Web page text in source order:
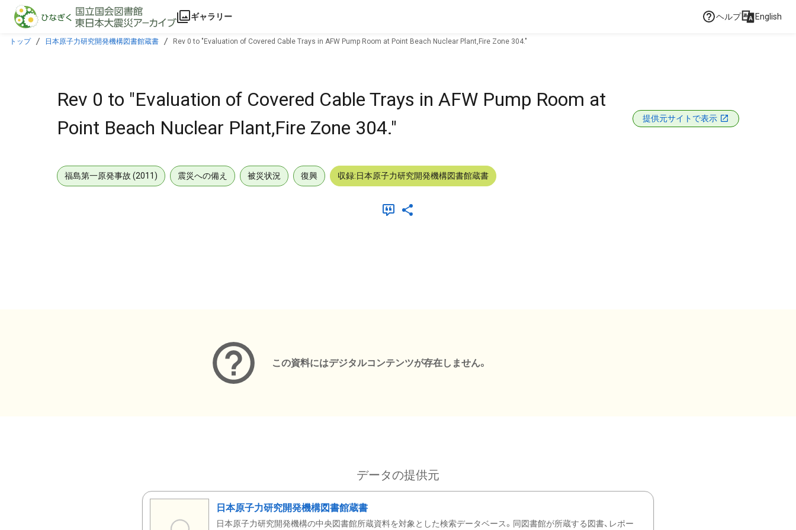
本文に飛ぶ
ギャラリー ヘルプ English
トップ 日本原子力研究開発機構図書館蔵書 Rev 0 to "Evaluation of Covered Cable Trays in AFW Pump Room at Point Beach Nuclear Plant,Fire Zone 304."
Rev 0 to "Evaluation of Covered Cable Trays in AFW Pump Room at
Point Beach Nuclear Plant,Fire Zone 304."
提供元サイトで表示
福島第一原発事故 (2011) 震災への備え 被災状況 復興 収録:日本原子力研究開発機構図書館蔵書
この資料にはデジタルコンテンツが存在しません。
データの提供元
日本原子力研究開発機構図書館蔵書
日本原子力研究開発機構の中央図書館所蔵資料を対象とした検索データベース。同図書館が所蔵する図書、レポー